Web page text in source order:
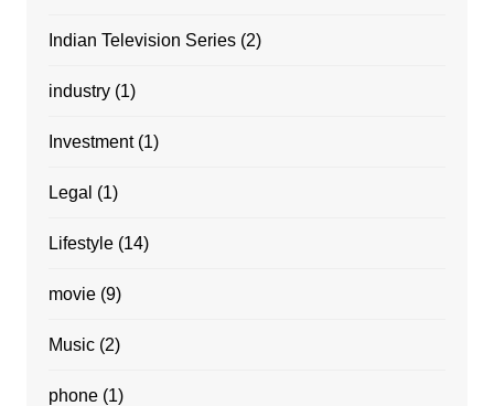
Indian Television Series(2)
industry(1)
Investment(1)
Legal (1)
Lifestyle(14)
movie(9)
Music(2)
phone(1)